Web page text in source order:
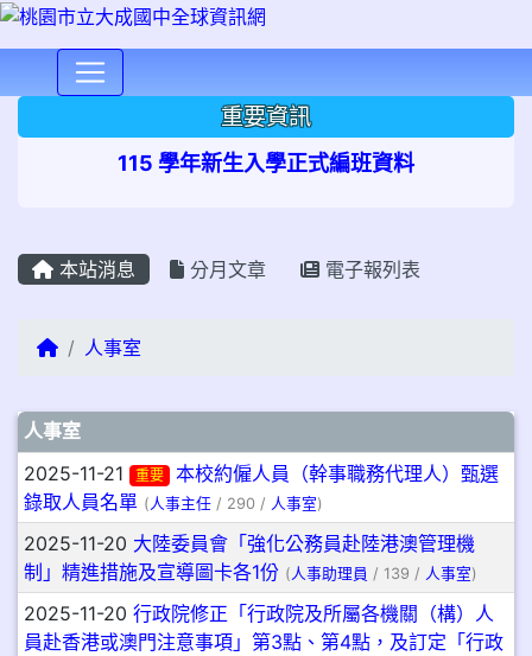
重要資訊
115 學年新生入學正式編班資料
本站消息 分月文章 電子報列表
回首頁人事室
文章列表
人事室
2025-11-21 重要
本校約僱人員（幹事職務代理人）甄選
錄取人員名單 ( 人事主任 / 290 / 人事室)
2025-11-20 大陸委員會「強化公務員赴陸港澳管理機
制」精進措施及宣導圖卡各1份 ( 人事助理員 / 139 / 人事室)
2025-11-20 行政院修正「行政院及所屬各機關（構）人
員赴香港或澳門注意事項」第3點、第4點，及訂定「行政